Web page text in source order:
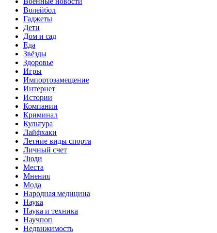
Волейбол
Гаджеты
Дети
Дом и сад
Еда
Звёзды
Здоровье
Игры
Импортозамещение
Интернет
Истории
Компании
Криминал
Культура
Лайфхаки
Летние виды спорта
Личный счет
Люди
Места
Мнения
Мода
Народная медицина
Наука
Наука и техника
Научпоп
Недвижимость